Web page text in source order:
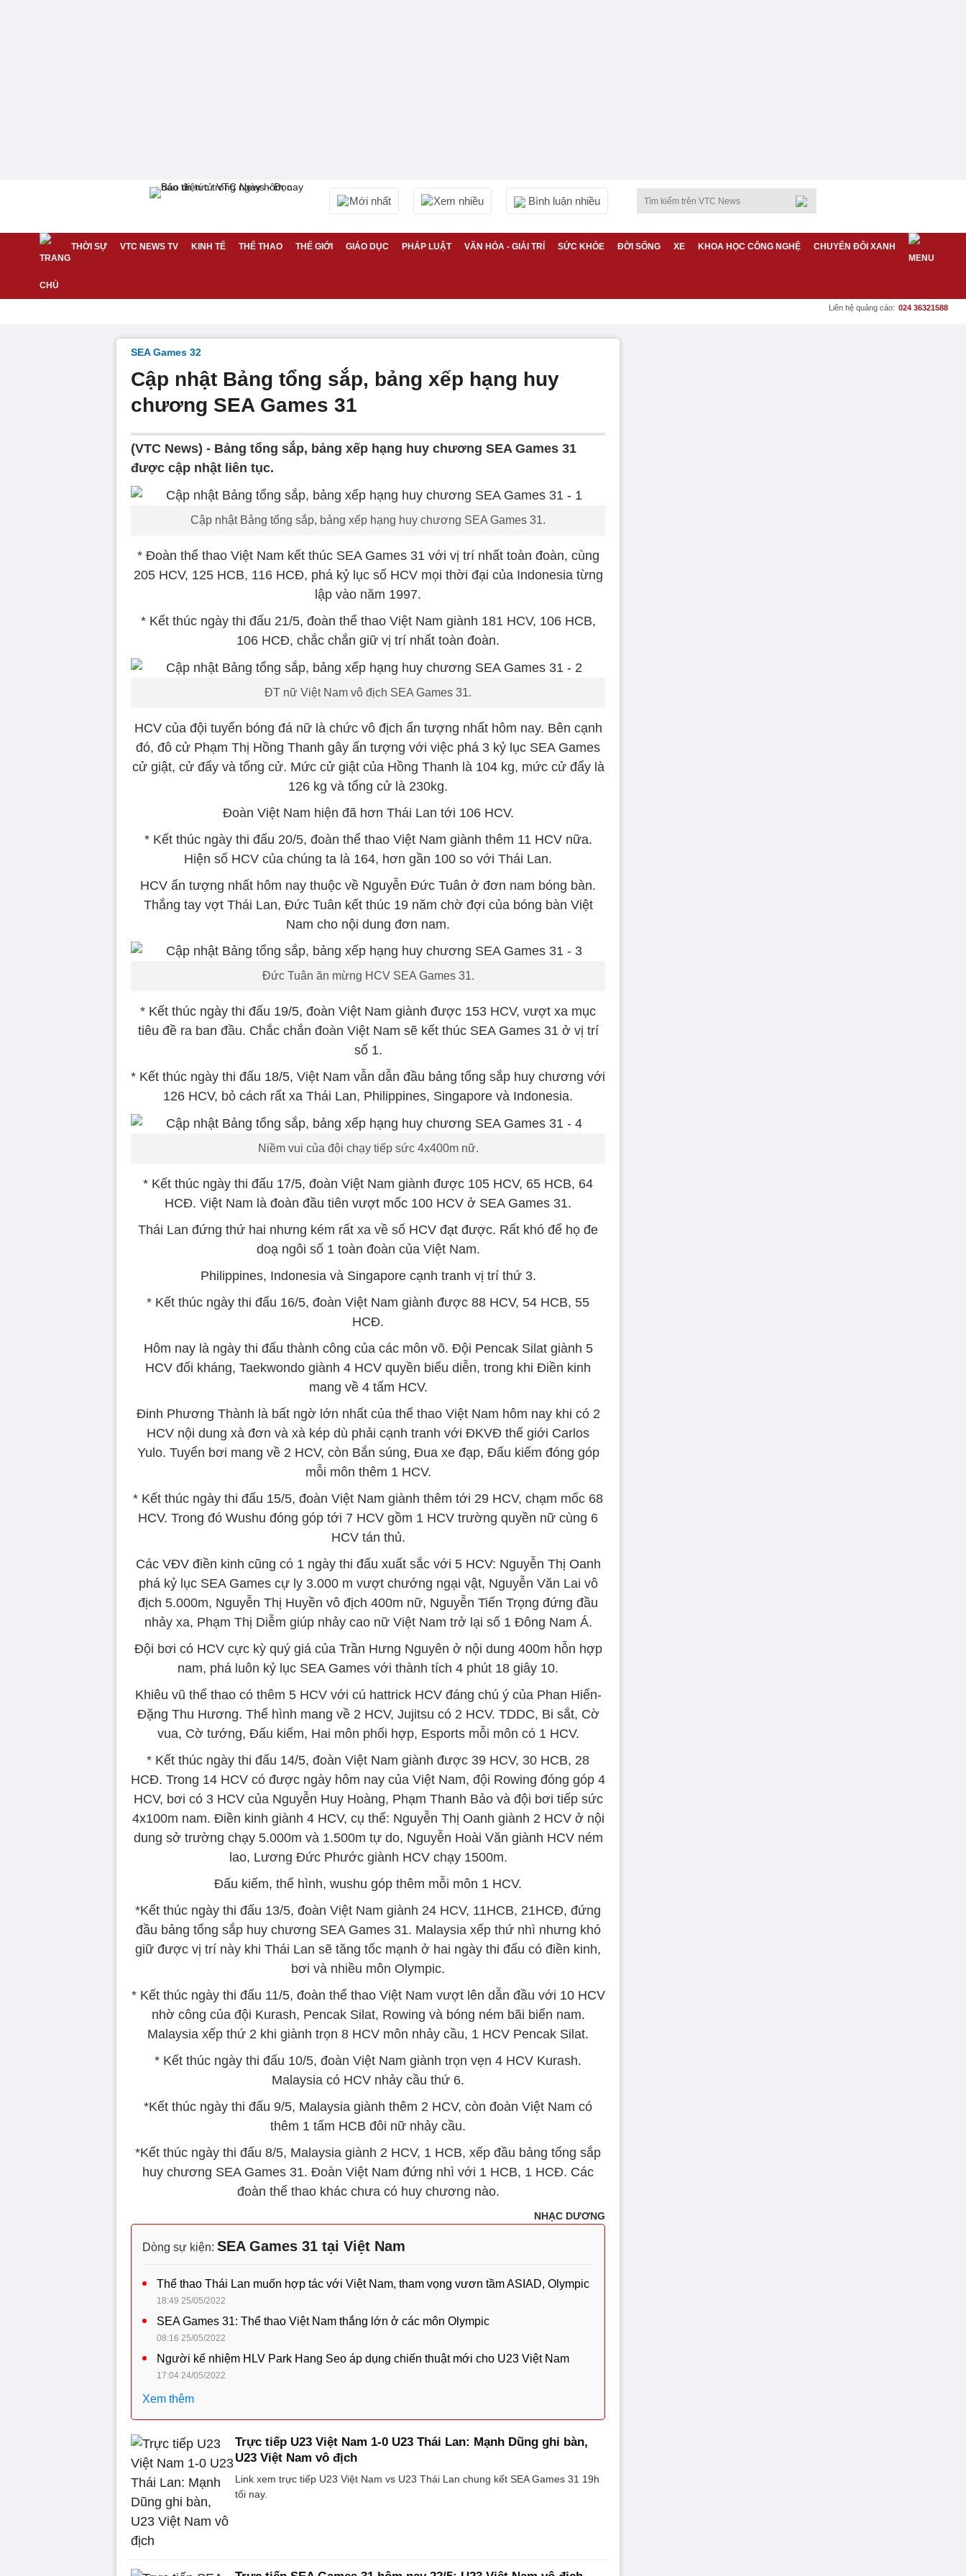
Mới nhất Xem nhiều Bình luận nhiều
THỜI SỰ VTC NEWS TV KINH TẾ THỂ THAO THẾ GIỚI GIÁO DỤC PHÁP LUẬT VĂN HÓA - GIẢI TRÍ SỨC KHỎE ĐỜI SỐNG XE KHOA HỌC CÔNG NGHỆ CHUYỂN ĐỔI XANH
Liên hệ quảng cáo: 024 36321588
SEA Games 32
Cập nhật Bảng tổng sắp, bảng xếp hạng huy
chương SEA Games 31
(VTC News) - Bảng tổng sắp, bảng xếp hạng huy chương SEA Games 31
được cập nhật liên tục.
Cập nhật Bảng tổng sắp, bảng xếp hạng huy chương SEA Games 31.
* Đoàn thể thao Việt Nam kết thúc SEA Games 31 với vị trí nhất toàn đoàn, cùng
205 HCV, 125 HCB, 116 HCĐ, phá kỷ lục số HCV mọi thời đại của Indonesia từng
lập vào năm 1997.
* Kết thúc ngày thi đấu 21/5, đoàn thể thao Việt Nam giành 181 HCV, 106 HCB,
106 HCĐ, chắc chắn giữ vị trí nhất toàn đoàn.
ĐT nữ Việt Nam vô địch SEA Games 31.
HCV của đội tuyển bóng đá nữ là chức vô địch ấn tượng nhất hôm nay. Bên cạnh
đó, đô cử Phạm Thị Hồng Thanh gây ấn tượng với việc phá 3 kỷ lục SEA Games
cử giật, cử đẩy và tổng cử. Mức cử giật của Hồng Thanh là 104 kg, mức cử đẩy là
126 kg và tổng cử là 230kg.
Đoàn Việt Nam hiện đã hơn Thái Lan tới 106 HCV.
* Kết thúc ngày thi đấu 20/5, đoàn thể thao Việt Nam giành thêm 11 HCV nữa.
Hiện số HCV của chúng ta là 164, hơn gần 100 so với Thái Lan.
HCV ấn tượng nhất hôm nay thuộc về Nguyễn Đức Tuân ở đơn nam bóng bàn.
Thắng tay vợt Thái Lan, Đức Tuân kết thúc 19 năm chờ đợi của bóng bàn Việt
Nam cho nội dung đơn nam.
Đức Tuân ăn mừng HCV SEA Games 31.
* Kết thúc ngày thi đấu 19/5, đoàn Việt Nam giành được 153 HCV, vượt xa mục
tiêu đề ra ban đầu. Chắc chắn đoàn Việt Nam sẽ kết thúc SEA Games 31 ở vị trí
số 1.
* Kết thúc ngày thi đấu 18/5, Việt Nam vẫn dẫn đầu bảng tổng sắp huy chương với
126 HCV, bỏ cách rất xa Thái Lan, Philippines, Singapore và Indonesia.
Niềm vui của đội chạy tiếp sức 4x400m nữ.
* Kết thúc ngày thi đấu 17/5, đoàn Việt Nam giành được 105 HCV, 65 HCB, 64
HCĐ. Việt Nam là đoàn đầu tiên vượt mốc 100 HCV ở SEA Games 31.
Thái Lan đứng thứ hai nhưng kém rất xa về số HCV đạt được. Rất khó để họ đe
doạ ngôi số 1 toàn đoàn của Việt Nam.
Philippines, Indonesia và Singapore cạnh tranh vị trí thứ 3.
* Kết thúc ngày thi đấu 16/5, đoàn Việt Nam giành được 88 HCV, 54 HCB, 55
HCĐ.
Hôm nay là ngày thi đấu thành công của các môn võ. Đội Pencak Silat giành 5
HCV đối kháng, Taekwondo giành 4 HCV quyền biểu diễn, trong khi Điền kinh
mang về 4 tấm HCV.
Đinh Phương Thành là bất ngờ lớn nhất của thể thao Việt Nam hôm nay khi có 2
HCV nội dung xà đơn và xà kép dù phải cạnh tranh với ĐKVĐ thế giới Carlos
Yulo. Tuyển bơi mang về 2 HCV, còn Bắn súng, Đua xe đạp, Đấu kiếm đóng góp
mỗi môn thêm 1 HCV.
* Kết thúc ngày thi đấu 15/5, đoàn Việt Nam giành thêm tới 29 HCV, chạm mốc 68
HCV. Trong đó Wushu đóng góp tới 7 HCV gồm 1 HCV trường quyền nữ cùng 6
HCV tán thủ.
Các VĐV điền kinh cũng có 1 ngày thi đấu xuất sắc với 5 HCV: Nguyễn Thị Oanh
phá kỷ lục SEA Games cự ly 3.000 m vượt chướng ngại vật, Nguyễn Văn Lai vô
địch 5.000m, Nguyễn Thị Huyền vô địch 400m nữ, Nguyễn Tiến Trọng đứng đầu
nhảy xa, Phạm Thị Diễm giúp nhảy cao nữ Việt Nam trở lại số 1 Đông Nam Á.
Đội bơi có HCV cực kỳ quý giá của Trần Hưng Nguyên ở nội dung 400m hỗn hợp
nam, phá luôn kỷ lục SEA Games với thành tích 4 phút 18 giây 10.
Khiêu vũ thể thao có thêm 5 HCV với cú hattrick HCV đáng chú ý của Phan Hiển-
Đặng Thu Hương. Thể hình mang về 2 HCV, Jujitsu có 2 HCV. TDDC, Bi sắt, Cờ
vua, Cờ tướng, Đấu kiếm, Hai môn phối hợp, Esports mỗi môn có 1 HCV.
* Kết thúc ngày thi đấu 14/5, đoàn Việt Nam giành được 39 HCV, 30 HCB, 28
HCĐ. Trong 14 HCV có được ngày hôm nay của Việt Nam, đội Rowing đóng góp 4
HCV, bơi có 3 HCV của Nguyễn Huy Hoàng, Phạm Thanh Bảo và đội bơi tiếp sức
4x100m nam. Điền kinh giành 4 HCV, cụ thể: Nguyễn Thị Oanh giành 2 HCV ở nội
dung sở trường chạy 5.000m và 1.500m tự do, Nguyễn Hoài Văn giành HCV ném
lao, Lương Đức Phước giành HCV chạy 1500m.
Đấu kiếm, thể hình, wushu góp thêm mỗi môn 1 HCV.
*Kết thúc ngày thi đấu 13/5, đoàn Việt Nam giành 24 HCV, 11HCB, 21HCĐ, đứng
đầu bảng tổng sắp huy chương SEA Games 31. Malaysia xếp thứ nhì nhưng khó
giữ được vị trí này khi Thái Lan sẽ tăng tốc mạnh ở hai ngày thi đấu có điền kinh,
bơi và nhiều môn Olympic.
* Kết thúc ngày thi đấu 11/5, đoàn thể thao Việt Nam vượt lên dẫn đầu với 10 HCV
nhờ công của đội Kurash, Pencak Silat, Rowing và bóng ném bãi biển nam.
Malaysia xếp thứ 2 khi giành trọn 8 HCV môn nhảy cầu, 1 HCV Pencak Silat.
* Kết thúc ngày thi đấu 10/5, đoàn Việt Nam giành trọn vẹn 4 HCV Kurash.
Malaysia có HCV nhảy cầu thứ 6.
*Kết thúc ngày thi đấu 9/5, Malaysia giành thêm 2 HCV, còn đoàn Việt Nam có
thêm 1 tấm HCB đôi nữ nhảy cầu.
*Kết thúc ngày thi đấu 8/5, Malaysia giành 2 HCV, 1 HCB, xếp đầu bảng tổng sắp
huy chương SEA Games 31. Đoàn Việt Nam đứng nhì với 1 HCB, 1 HCĐ. Các
đoàn thể thao khác chưa có huy chương nào.
NHẠC DƯƠNG
Dòng sự kiện: SEA Games 31 tại Việt Nam
Thể thao Thái Lan muốn hợp tác với Việt Nam, tham vọng vươn tầm ASIAD, Olympic
18:49 25/05/2022
SEA Games 31: Thể thao Việt Nam thắng lớn ở các môn Olympic
08:16 25/05/2022
Người kế nhiệm HLV Park Hang Seo áp dụng chiến thuật mới cho U23 Việt Nam
17:04 24/05/2022
Xem thêm
Trực tiếp U23 Việt Nam 1-0 U23 Thái Lan: Mạnh Dũng ghi bàn,
U23 Việt Nam vô địch
Link xem trực tiếp U23 Việt Nam vs U23 Thái Lan chung kết SEA Games 31 19h
tối nay.